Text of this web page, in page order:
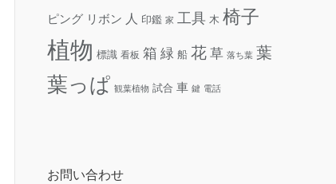
fLeft">次へ進む</a>
ピング リボン 人 印鑑 家 工具 木 椅子
植物 標識 看板 箱 緑 船 花 草 落ち葉 葉
葉っぱ 観葉植物 試合 車 鍵 電話
お問い合わせ